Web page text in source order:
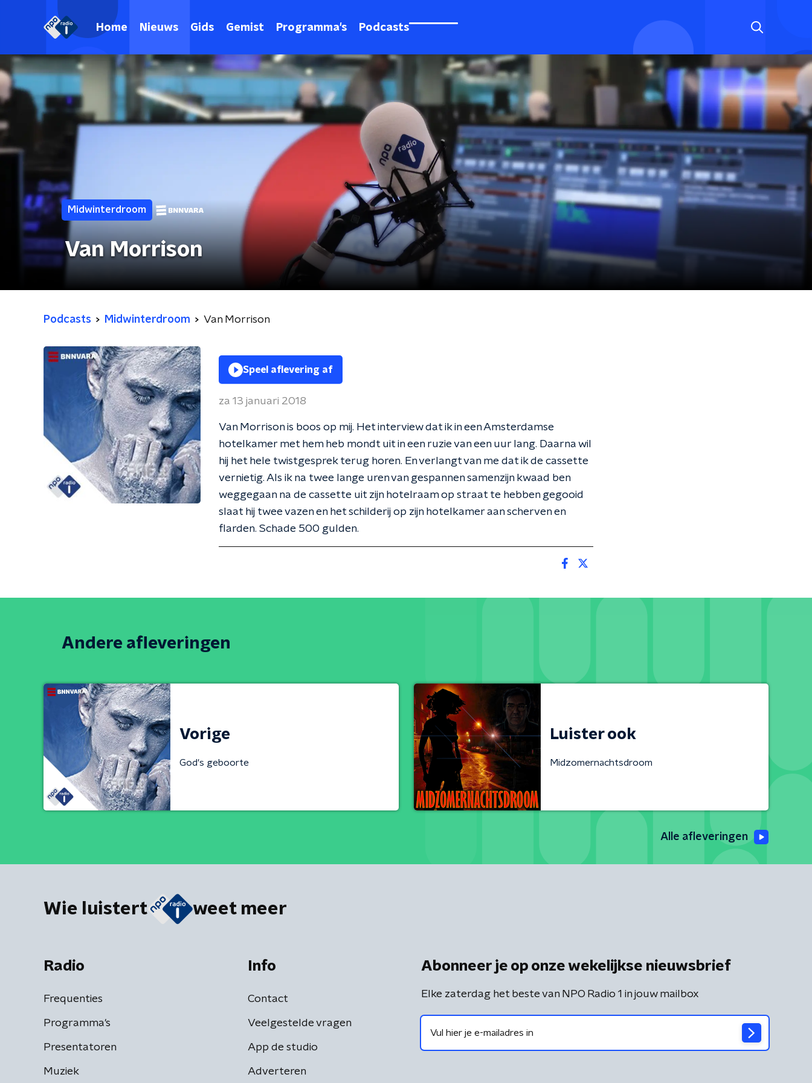
Home Nieuws Gids Gemist Programma's Podcasts
Midwinterdroom
Van Morrison
Podcasts Midwinterdroom Van Morrison
Speel aflevering af
za 13 januari 2018
Van Morrison is boos op mij. Het interview dat ik in een Amsterdamse
hotelkamer met hem heb mondt uit in een ruzie van een uur lang. Daarna wil
hij het hele twistgesprek terug horen. En verlangt van me dat ik de cassette
vernietig. Als ik na twee lange uren van gespannen samenzijn kwaad ben
weggegaan na de cassette uit zijn hotelraam op straat te hebben gegooid
slaat hij twee vazen en het schilderij op zijn hotelkamer aan scherven en
flarden. Schade 500 gulden.
Andere afleveringen
Vorige
God's geboorte
Luister ook
Midzomernachtsdroom
Alle afleveringen
Wie luistert weet meer
Radio
Frequenties
Programma's
Presentatoren
Muziek
Info
Contact
Veelgestelde vragen
App de studio
Adverteren
Abonneer je op onze wekelijkse nieuwsbrief
Elke zaterdag het beste van NPO Radio 1 in jouw mailbox